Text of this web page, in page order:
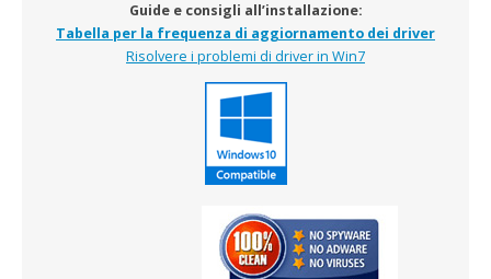
Guide e consigli all’installazione:
Tabella per la frequenza di aggiornamento dei driver
Risolvere i problemi di driver in Win7